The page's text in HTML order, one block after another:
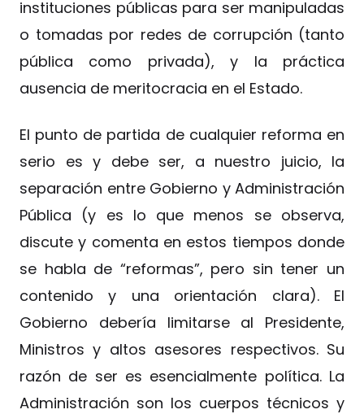
instituciones públicas para ser manipuladas
o tomadas por redes de corrupción (tanto
pública como privada), y la práctica
ausencia de meritocracia en el Estado.
El punto de partida de cualquier reforma en
serio es y debe ser, a nuestro juicio, la
separación entre Gobierno y Administración
Pública (y es lo que menos se observa,
discute y comenta en estos tiempos donde
se habla de “reformas”, pero sin tener un
contenido y una orientación clara). El
Gobierno debería limitarse al Presidente,
Ministros y altos asesores respectivos. Su
razón de ser es esencialmente política. La
Administración son los cuerpos técnicos y